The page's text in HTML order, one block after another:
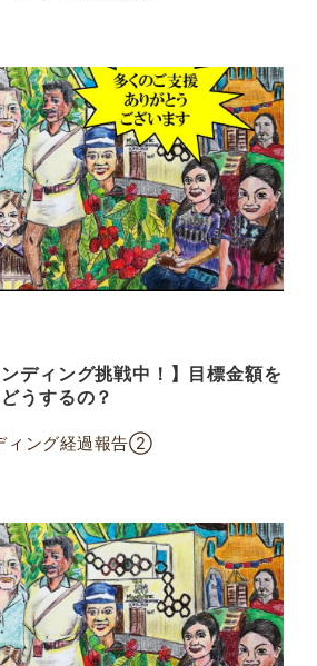
ンディング挑戦中！】目標金額を
うするの？
ィング経過報告②